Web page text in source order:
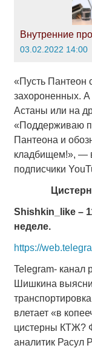
Внутренние
03.02.2022 14:00
«Пусть Пантеон
захороненных.
Астаны или на
«Поддерживаю
Пантеона и
кладбищем!», —
подписчики
Shishkin_like –
неделе.
https://
Telegram- канал
Шишкина
влетает «в
цистерны КТЖ?
аналитик Расул